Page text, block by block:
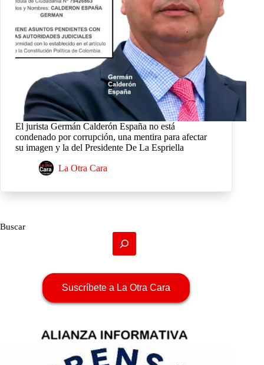
El jurista Germán Calderón España no está
condenado por corrupción, una mentira para afectar
su imagen y la del Presidente De La Espriella
La Otra Cara
Buscar
Suscríbete a La Otra Cara